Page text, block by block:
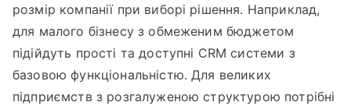
розмір компанії при виборі рішення. Наприклад,
для малого бізнесу з обмеженим бюджетом
підійдуть прості та доступні CRM системи з
базовою функціональністю. Для великих
підприємств з розгалуженою структурою потрібні